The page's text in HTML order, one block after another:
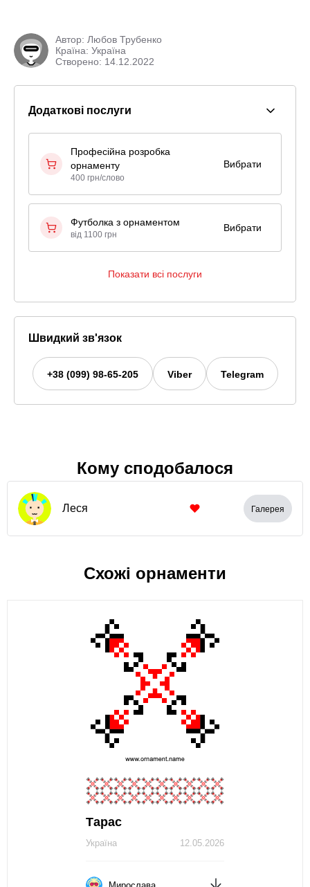
Автор: Любов Трубенко
Країна: Україна
Створено: 14.12.2022
Додаткові послуги
Професійна розробка
орнаменту
400 грн/слово
Вибрати
Футболка з орнаментом
від 1100 грн
Вибрати
Показати всі послуги
Швидкий зв'язок
+38 (099) 98-65-205 Viber Telegram
Кому сподобалося
Леся Галерея
Схожі орнаменти
Тарас
12.05.2026
Україна